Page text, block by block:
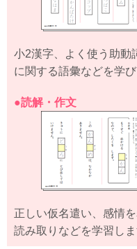
小2漢字、よく使う助動
に関する語彙などを学び
●読解・作文
正しい仮名遣い、感情
読み取りなどを学習しま